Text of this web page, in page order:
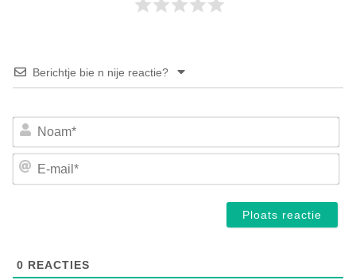
Berichtje bie n nije reactie?
E-
0 REACTIES